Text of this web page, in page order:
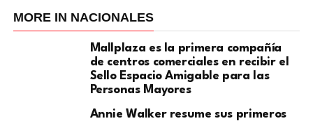
MORE IN NACIONALES
Mallplaza es la primera compañía
de centros comerciales en recibir el
Sello Espacio Amigable para las
Personas Mayores
Annie Walker resume sus primeros